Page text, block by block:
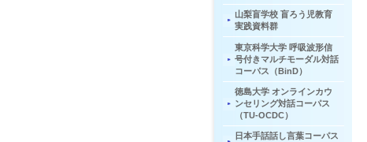
山梨盲学校 盲ろう児教育
実践資料群
東京科学大学 呼吸波形信
号付きマルチモーダル対話
コーパス（BinD）
徳島大学 オンラインカウ
ンセリング対話コーパス
（TU-OCDC）
日本手話話し言葉コーパス